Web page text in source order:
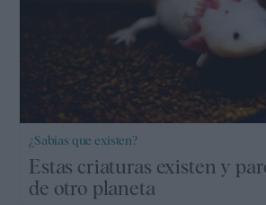
¿Sabías que existen?
Estas criaturas existen y
de otro planeta